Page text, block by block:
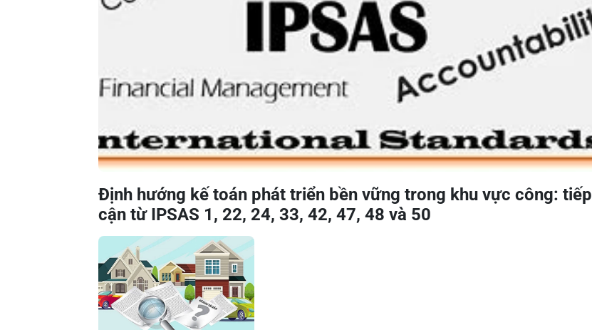
Định hướng kế toán phát triển bền vững trong khu vực công: tiếp
cận từ IPSAS 1, 22, 24, 33, 42, 47, 48 và 50